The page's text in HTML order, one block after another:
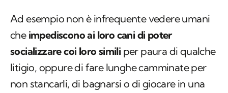
Ad esempio non è infrequente vedere umani
che impediscono ai loro cani di poter
socializzare coi loro simili per paura di qualche
litigio, oppure di fare lunghe camminate per
non stancarli, di bagnarsi o di giocare in una